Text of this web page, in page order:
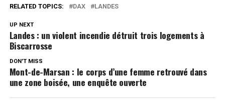
RELATED TOPICS: DAX LANDES
UP NEXT
Landes : un violent incendie détruit trois logements à
Biscarrosse
DON'T MISS
Mont-de-Marsan : le corps d’une femme retrouvé dans
une zone boisée, une enquête ouverte